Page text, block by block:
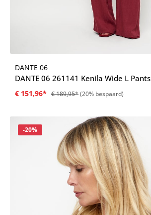
DANTE 06
DANTE 06 261141 Kenila Wide L Pants
€ 151,96* € 189,95*(20% bespaard)
Korting
-20%